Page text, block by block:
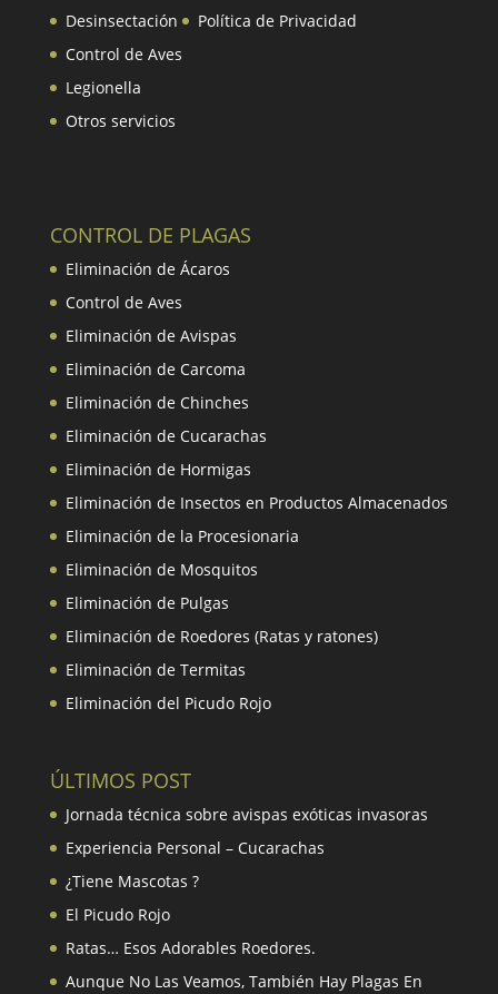
Desinsectación
Control de Aves
Legionella
Otros servicios
Política de Privacidad
CONTROL DE PLAGAS
Eliminación de Ácaros
Control de Aves
Eliminación de Avispas
Eliminación de Carcoma
Eliminación de Chinches
Eliminación de Cucarachas
Eliminación de Hormigas
Eliminación de Insectos en Productos Almacenados
Eliminación de la Procesionaria
Eliminación de Mosquitos
Eliminación de Pulgas
Eliminación de Roedores (Ratas y ratones)
Eliminación de Termitas
Eliminación del Picudo Rojo
ÚLTIMOS POST
Jornada técnica sobre avispas exóticas invasoras
Experiencia Personal – Cucarachas
¿Tiene Mascotas ?
El Picudo Rojo
Ratas… Esos Adorables Roedores.
Aunque No Las Veamos, También Hay Plagas En